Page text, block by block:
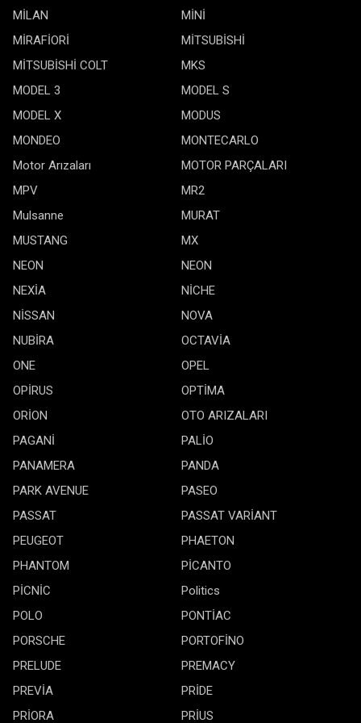
MİLAN
MİNİ
MİRAFİORİ
MİTSUBİSHİ
MİTSUBİSHİ COLT
MKS
MODEL 3
MODEL S
MODEL X
MODUS
MONDEO
MONTECARLO
Motor Arızaları
MOTOR PARÇALARI
MPV
MR2
Mulsanne
MURAT
MUSTANG
MX
NEON
NEON
NEXİA
NİCHE
NİSSAN
NOVA
NUBİRA
OCTAVİA
ONE
OPEL
OPİRUS
OPTİMA
ORİON
OTO ARIZALARI
PAGANİ
PALİO
PANAMERA
PANDA
PARK AVENUE
PASEO
PASSAT
PASSAT VARİANT
PEUGEOT
PHAETON
PHANTOM
PİCANTO
PİCNİC
Politics
POLO
PONTİAC
PORSCHE
PORTOFİNO
PRELUDE
PREMACY
PREVİA
PRİDE
PRİORA
PRİUS